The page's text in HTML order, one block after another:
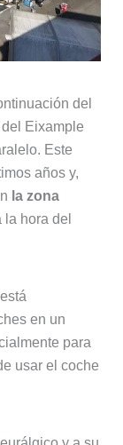
del
Eixample
Este
años y,
la zona
hora del
en un
para
usar el coche